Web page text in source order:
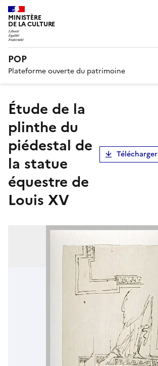
MINISTÈRE
DE LA CULTURE
POP
Plateforme ouverte du patrimoine
Étude de la
plinthe du
piédestal de
la statue
équestre de
Louis XV
Télécharger